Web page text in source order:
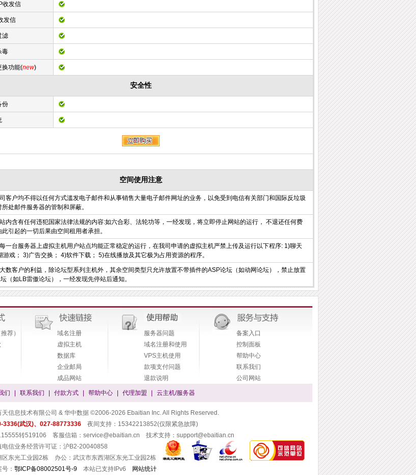
收发信
发信
滤
毒
换功能(new)
安全性
份
空间使用注意
客户均不得以任何方式滥发电子邮件和从事销售大量电子邮件网址的业务，以免受到电信有关部门和国际反垃圾
处邮件服务器的管制和屏蔽。
内含有任何违犯国家法律法规的内容:如六合彩、法轮功等，一经发现，将立即停止网站的运行， 不退还任何费
引起的一切后果由空间租用者承担。
一台服务器上虚拟主机用户站点均能正常稳定的运行，在我司申请的虚拟主机严禁上传及运行以下程序: 1)聊天
游戏； 3)广告交换； 4)软件下载； 5)在线播放及其它极为占用资源的程序。
数客户的利益，除论坛型系列主机外，其余空间类型只允许放置不带插件的ASP论坛（如动网论坛），禁止放置
（如LB雷傲论坛），一经发现先停站后通知。
荐）
域名注册
虚拟主机
数据库
企业邮局
成品网站
服务器问题
域名注册和使用
VPS主机使用
款项支付问题
退款说明
备案入口
控制面板
帮助中心
联系我们
公司网站
们 联系我们 付款方式 帮助中心 代理加盟 云主机/服务器
天信息技术有限公司 & 华中数据 ©2006-2026 Ebaitian Inc. All Rights Reserved.
3336(武汉)、027-88773336 夜间支持：15342213852(仅限紧急故障)
转519106 客服信箱：service@ebaitian.cn 技术支持：support@ebaitian.cn
电信业务经营许可证：沪B2-20040858
区东光工业园2栋 办公：武汉市东西湖区东光工业园2栋
： 鄂ICP备08002501号-9 本站已支持IPv6 网站统计